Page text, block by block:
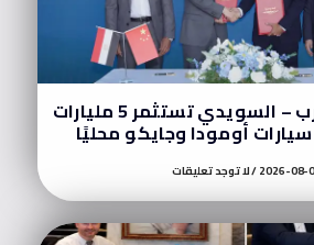
مجموعة عز العرب – السويدي تستثمر 5 مليارات
أومودا وجايكو محليًا
2026- لا توجد تعليقات